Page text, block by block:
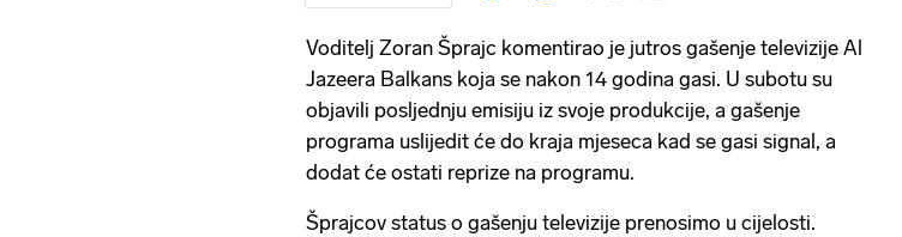
Voditelj Zoran Šprajc komentirao je jutros gašenje televizije Al
Jazeera Balkans koja se nakon 14 godina gasi. U subotu su
objavili posljednju emisiju iz svoje produkcije, a gašenje
programa uslijedit će do kraja mjeseca kad se gasi signal, a
dodat će ostati reprize na programu.
Šprajcov status o gašenju televizije prenosimo u cijelosti.